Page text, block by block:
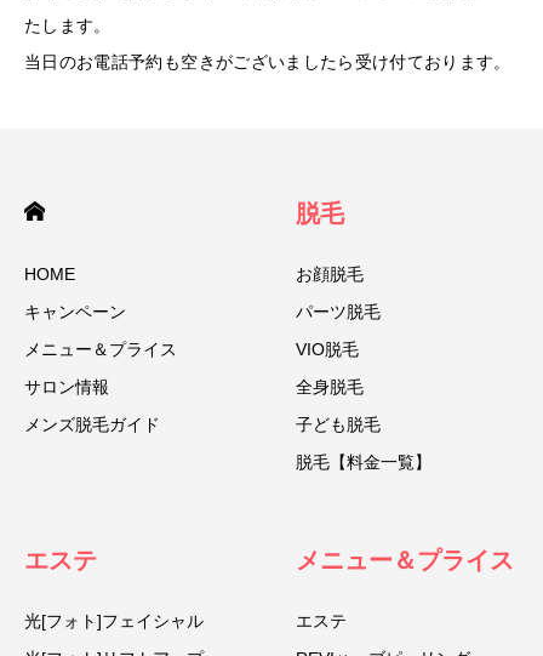
たします。
当日のお電話予約も空きがございましたら受け付ております。
HOME
キャンペーン
メニュー＆プライス
サロン情報
メンズ脱毛ガイド
脱毛
お顔脱毛
パーツ脱毛
VIO脱毛
全身脱毛
子ども脱毛
脱毛【料金一覧】
エステ
光[フォト]フェイシャル
メニュー＆プライス
エステ